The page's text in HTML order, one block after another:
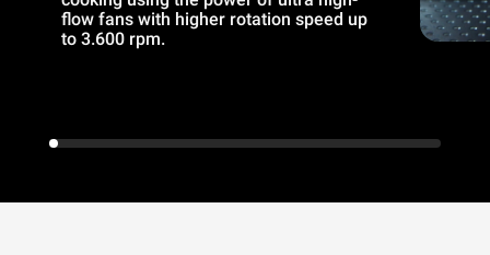
flow fans with higher rotation speed up
to 3.600 rpm.